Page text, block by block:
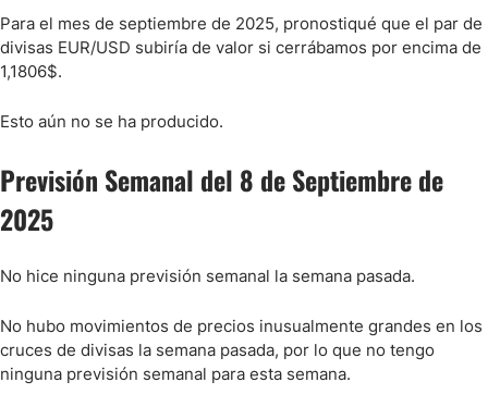
Para el mes de septiembre de 2025, pronostiqué que el par de
divisas EUR/USD subiría de valor si cerrábamos por encima de
1,1806$.
Esto aún no se ha producido.
Previsión Semanal del 8 de Septiembre de
2025
No hice ninguna previsión semanal la semana pasada.
No hubo movimientos de precios inusualmente grandes en los
cruces de divisas la semana pasada, por lo que no tengo
ninguna previsión semanal para esta semana.